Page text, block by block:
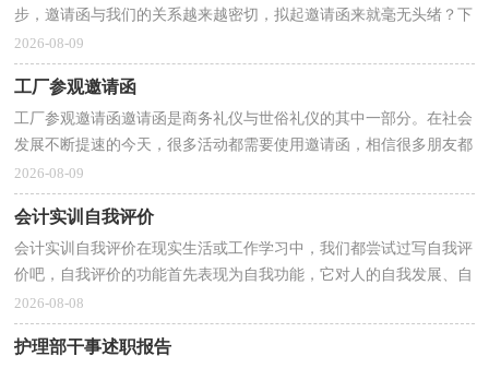
步，邀请函与我们的关系越来越密切，拟起邀请函来就毫无头绪？下
面是小编收集整理的参观工厂邀请函，希望对大家有所帮...
2026-08-09
工厂参观邀请函
工厂参观邀请函邀请函是商务礼仪与世俗礼仪的其中一部分。在社会
发展不断提速的今天，很多活动都需要使用邀请函，相信很多朋友都
对拟邀请函感到非常苦恼吧，以下是小编整理的工厂...
2026-08-09
会计实训自我评价
会计实训自我评价在现实生活或工作学习中，我们都尝试过写自我评
价吧，自我评价的功能首先表现为自我功能，它对人的自我发展、自
我完善、自我实现有着特殊的意义。写起自我评价来...
2026-08-08
护理部干事述职报告